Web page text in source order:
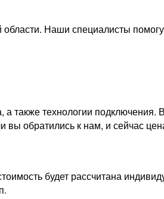
Наши специалисты
а также технологии
вы обратились к нам, и сейчас
будет рассчитана